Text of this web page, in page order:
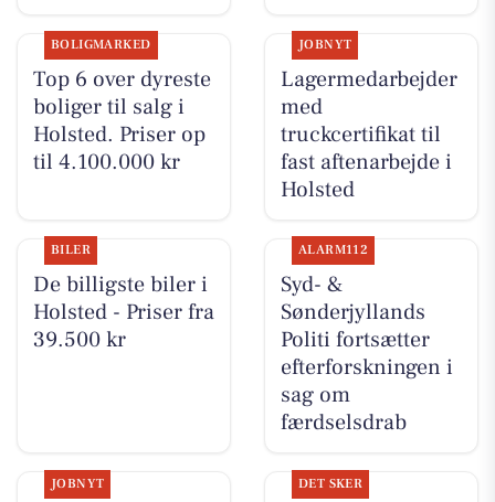
BOLIGMARKED
Top 6 over dyreste
boliger til salg i
Holsted. Priser op
til 4.100.000 kr
JOBNYT
Lagermedarbejder
med
truckcertifikat til
fast aftenarbejde i
Holsted
BILER
De billigste biler i
Holsted - Priser fra
39.500 kr
ALARM112
Syd- &
Sønderjyllands
Politi fortsætter
efterforskningen i
sag om
færdselsdrab
JOBNYT DET SKER